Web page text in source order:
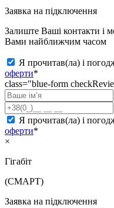
Заявка на підключення
Залиште Ваші контакти і
Вами найближчим часом
Я прочитав(ла) і
оферти*
class="blue-form
Я прочитав(ла) і
оферти*
×
Гігабіт
(СМАРТ)
Заявка на підключення